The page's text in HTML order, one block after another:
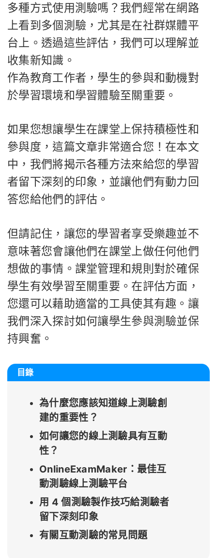
多種方式使用測驗嗎？我們經常在網路
上看到多個測驗，尤其是在社群媒體平
台上。透過這些評估，我們可以理解並
收集新知識。
作為教育工作者，學生的參與和動機對
於學習環境和學習體驗至關重要。
如果您想讓學生在課堂上保持積極性和
參與度，這篇文章非常適合您！在本文
中，我們將揭示各種方法來給您的學習
者留下深刻的印象，並讓他們有動力回
答您給他們的評估。
但請記住，讓您的學習者享受樂趣並不
意味著您會讓他們在課堂上做任何他們
想做的事情。課堂管理和規則對於確保
學生有效學習至關重要。在評估方面，
您還可以藉助適當的工具使其有趣。讓
我們深入探討如何讓學生參與測驗並保
持興奮。
目錄
為什麼您應該知道線上測驗創
建的重要性？
如何讓您的線上測驗具有互動
性？
OnlineExamMaker：最佳互
動測驗線上測驗平台
用 4 個測驗製作技巧給測驗者
留下深刻印象
有關互動測驗的常見問題